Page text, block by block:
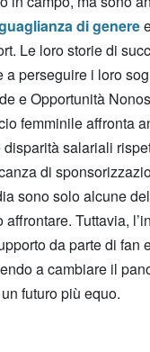
di genere
Le loro storie di
a perseguire i loro
e Opportunità
femminile affronta
salariali
di
sono solo alcune
Tuttavia,
da parte di fan
a cambiare il
futuro più equo.